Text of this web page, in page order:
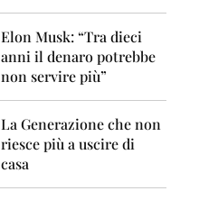
Elon Musk: “Tra dieci
anni il denaro potrebbe
non servire più”
La Generazione che non
riesce più a uscire di
casa